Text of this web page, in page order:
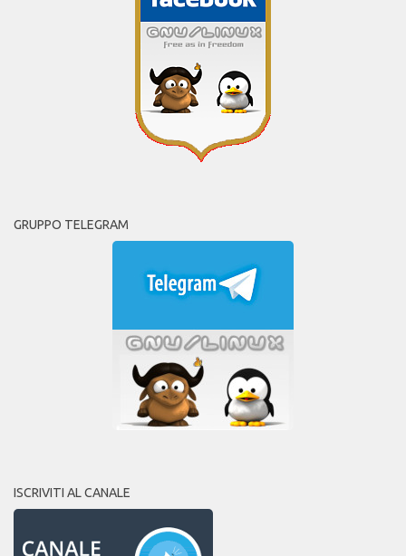
GRUPPO TELEGRAM
ISCRIVITI AL CANALE